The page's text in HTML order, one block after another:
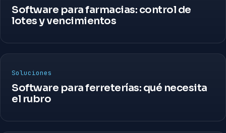
Software para farmacias: control de
lotes y vencimientos
Soluciones
Software para ferreterías: qué necesita
el rubro